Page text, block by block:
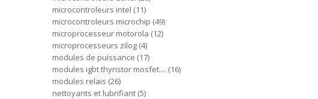
microcontroleurs intel 11
microcontroleurs microchip 49
microprocesseur motorola 12
microprocesseurs zilog 4
modules de puissance 17
modules igbt thyristor mosfet.... 16
modules relais 26
nettoyants et lubrifiant 5